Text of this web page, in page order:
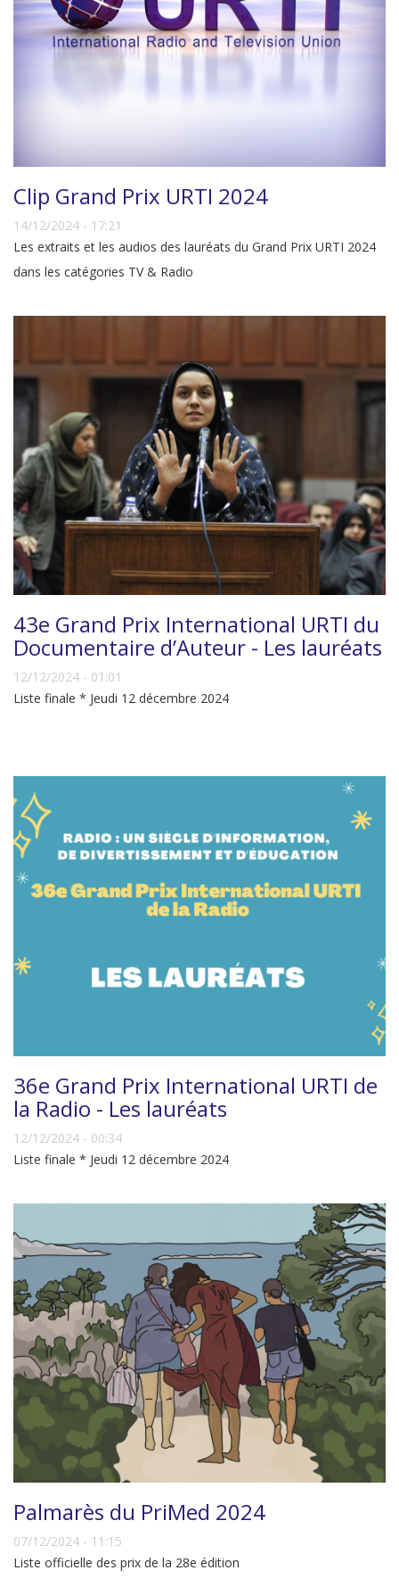
Clip Grand Prix URTI 2024
14/12/2024 - 17:21
Les extraits et les audios des lauréats du Grand Prix URTI 2024
dans les catégories TV & Radio
43e Grand Prix International URTI du
Documentaire d’Auteur - Les lauréats
12/12/2024 - 01:01
Liste finale * Jeudi 12 décembre 2024
36e Grand Prix International URTI de
la Radio - Les lauréats
12/12/2024 - 00:34
Liste finale * Jeudi 12 décembre 2024
Palmarès du PriMed 2024
07/12/2024 - 11:15
Liste officielle des prix de la 28e édition